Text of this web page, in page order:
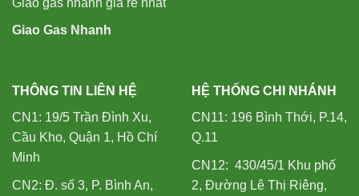
Giao Gas Nhanh
THÔNG TIN LIÊN HỆ
CN1: 19/5 Trần Đình Xu,
Cầu Kho, Quận 1, Hồ Chí
Minh
CN2: Đ. số 3, P. Bình An,
HỆ THỐNG CHI NHÁNH
CN11: 196 Bình Thới, P.14,
Q.11
CN12: 430/45/1 Khu phố
2, Đường Lê Thị Riêng,